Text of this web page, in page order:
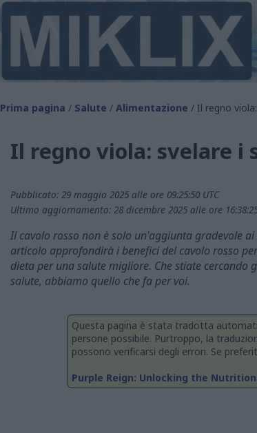
Prima pagina / Salute / Alimentazione / Il regno
Il regno viola: svelare i
Pubblicato: 29 maggio 2025 alle ore 09:25:50 UTC
Ultimo aggiornamento: 28 dicembre 2025 alle ore
Il cavolo rosso non è solo un'aggiunta gradevole
articolo approfondirà i benefici del cavolo rosso
dieta per una salute migliore. Che stiate cercando
salute, abbiamo quello che fa per voi.
Questa pagina è stata tradotta
persone possibile. Purtroppo, la
possono verificarsi degli errori. Se
Purple Reign: Unlocking the